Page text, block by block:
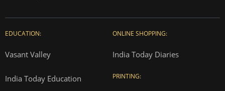
EDUCATION:
Vasant Valley
India Today Education
ONLINE SHOPPING:
India Today Diaries
PRINTING: